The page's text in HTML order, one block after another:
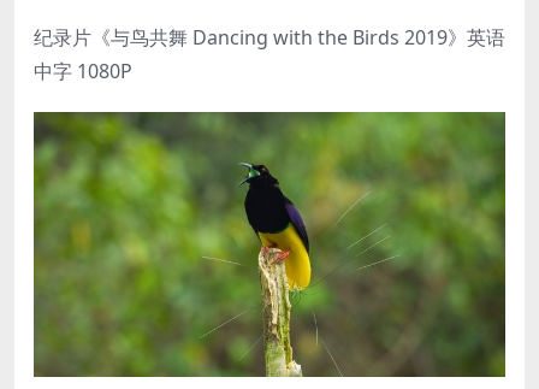
纪录片《与鸟共舞 Dancing with the Birds 2019》英语
中字 1080P